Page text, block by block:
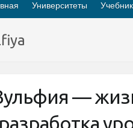
Университеты
—